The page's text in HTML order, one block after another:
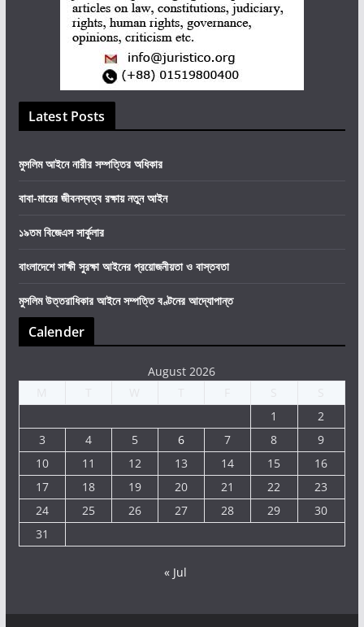
Latest Posts
মুসলিম আইনে নারীর সম্পত্তির অধিকার
বাবা-মায়ের জীবনস্বত্ব রক্ষায় নতুন আইন
১৯তম বিজেএস সার্কুলার
বাংলাদেশে সাক্ষী সুরক্ষা আইনের প্রয়োজনীয়তা ও বাস্তবতা
মুসলিম উত্তরাধিকার আইনে সম্পত্তি বণ্টনের আদ্যোপান্ত
Calender
August 2026
1
2
3
4 5 6 7 8
9
10
11 12 13 14 15
16
17
18 19 20 21 22
23
24
25 26 27 28 29
30
31
« Jul